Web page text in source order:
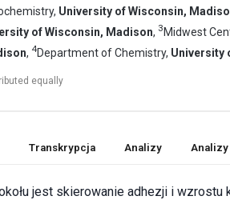
University of Wisconsin,
of Wisconsin, Madison, 3 Midwest
, 4Department of Chemistry, University
equally
Transkrypcja Analizy
jest skierowanie adhezji i